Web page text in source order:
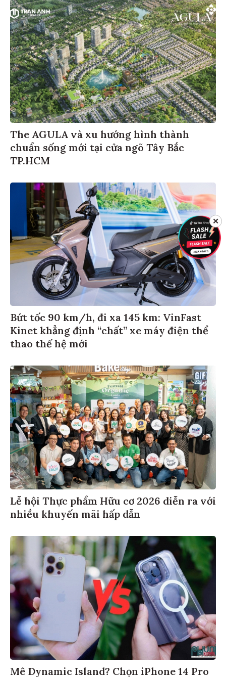
The AGULA và xu hướng hình thành
chuẩn sống mới tại cửa ngõ Tây Bắc
TP.HCM
Bứt tốc 90 km/h, đi xa 145 km: VinFast
Kinet khẳng định “chất” xe máy điện thể
thao thế hệ mới
Lễ hội Thực phẩm Hữu cơ 2026 diễn ra với
nhiều khuyến mãi hấp dẫn
Mê Dynamic Island? Chọn iPhone 14 Pro
✕